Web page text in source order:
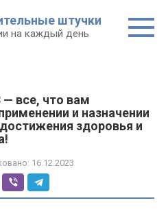
штучки
на каждый день
— все, что вам
и назначении
здоровья и
16.12.2023